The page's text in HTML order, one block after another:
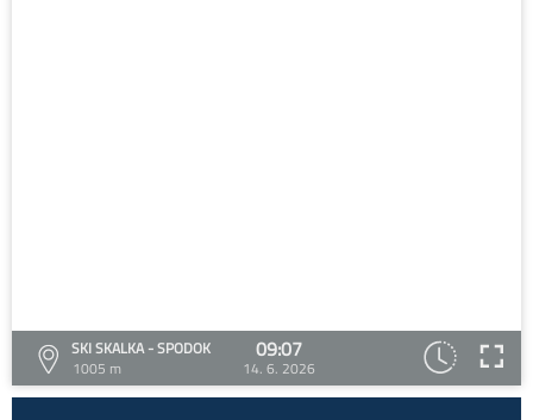
SKI SKALKA - SPODOK
1005 m
09:07
14. 6. 2026